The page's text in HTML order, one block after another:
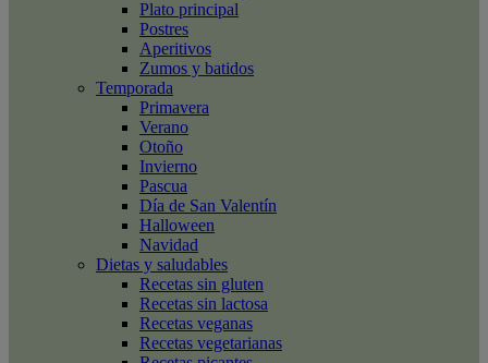
Plato principal
Postres
Aperitivos
Zumos y batidos
Temporada
Primavera
Verano
Otoño
Invierno
Pascua
Día de San Valentín
Halloween
Navidad
Dietas y saludables
Recetas sin gluten
Recetas sin lactosa
Recetas veganas
Recetas vegetarianas